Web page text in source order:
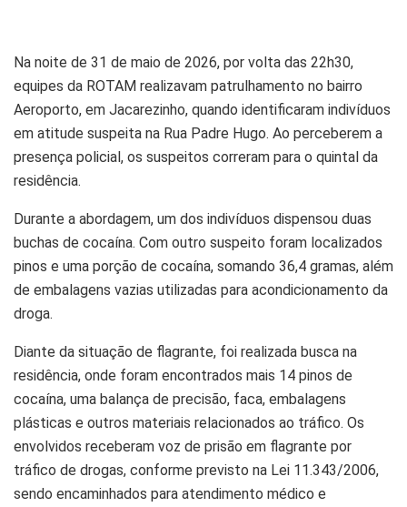
Na noite de 31 de maio de 2026, por volta das 22h30,
equipes da ROTAM realizavam patrulhamento no bairro
Aeroporto, em Jacarezinho, quando identificaram indivíduos
em atitude suspeita na Rua Padre Hugo. Ao perceberem a
presença policial, os suspeitos correram para o quintal da
residência.
Durante a abordagem, um dos indivíduos dispensou duas
buchas de cocaína. Com outro suspeito foram localizados
pinos e uma porção de cocaína, somando 36,4 gramas, além
de embalagens vazias utilizadas para acondicionamento da
droga.
Diante da situação de flagrante, foi realizada busca na
residência, onde foram encontrados mais 14 pinos de
cocaína, uma balança de precisão, faca, embalagens
plásticas e outros materiais relacionados ao tráfico. Os
envolvidos receberam voz de prisão em flagrante por
tráfico de drogas, conforme previsto na Lei 11.343/2006,
sendo encaminhados para atendimento médico e